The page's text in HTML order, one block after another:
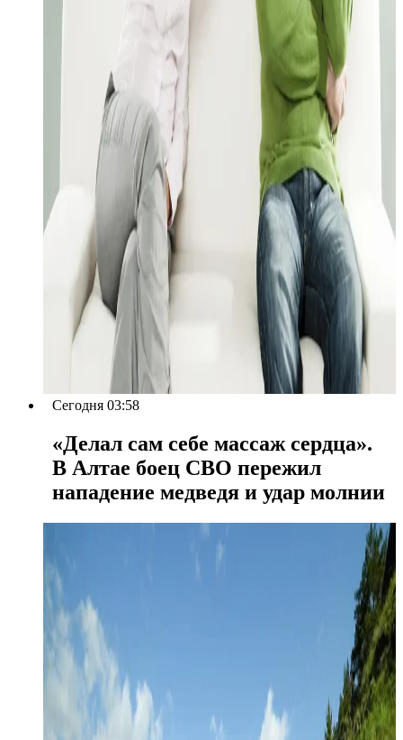
Сегодня 03:58
«Делал сам себе массаж сердца».
В Алтае боец СВО пережил
нападение медведя и удар молнии